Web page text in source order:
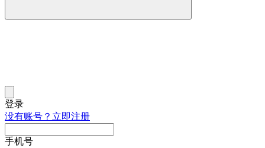
登录
没有账号？立即注册
手机号